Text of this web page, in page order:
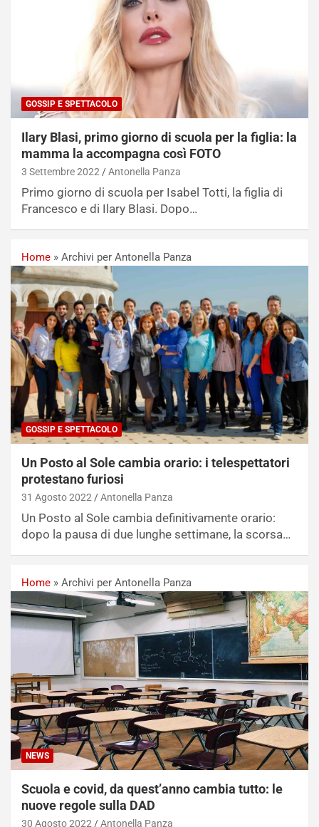
GOSSIP E SPETTACOLO
Ilary Blasi, primo giorno di scuola per la figlia: la
mamma la accompagna così FOTO
3 Settembre 2022 Antonella Panza
Primo giorno di scuola per Isabel Totti, la figlia di
Francesco e di Ilary Blasi. Dopo…
Home » Archivi per Antonella Panza
GOSSIP E SPETTACOLO
Un Posto al Sole cambia orario: i telespettatori
protestano furiosi
31 Agosto 2022 Antonella Panza
Un Posto al Sole cambia definitivamente orario:
dopo la pausa di due lunghe settimane, la scorsa…
Home » Archivi per Antonella Panza
NEWS
Scuola e covid, da quest’anno cambia tutto: le
nuove regole sulla DAD
30 Agosto 2022 Antonella Panza